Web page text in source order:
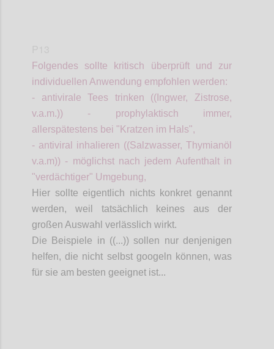
Folgendes sollte kritisch überprüft und zur
individuellen Anwendung empfohlen werden:
- antivirale Tees trinken ((Ingwer, Zistrose,
v.a.m.)) - prophylaktisch immer,
allerspätestens bei "Kratzen im Hals",
- antiviral inhalieren ((Salzwasser, Thymianöl
v.a.m)) - möglichst nach jedem Aufenthalt in
"verdächtiger" Umgebung,
Hier sollte eigentlich nichts konkret genannt
werden, weil tatsächlich keines aus der
großen Auswahl verlässlich wirkt.
Die Beispiele in ((...)) sollen nur denjenigen
helfen, die nicht selbst googeln können, was
für sie am besten geeignet ist...